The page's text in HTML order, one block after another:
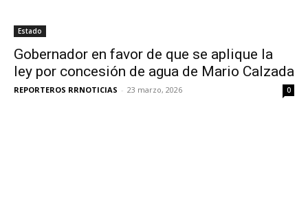
Estado
Gobernador en favor de que se aplique la
ley por concesión de agua de Mario Calzada
REPORTEROS RRNOTICIAS - 23 marzo, 2026 0